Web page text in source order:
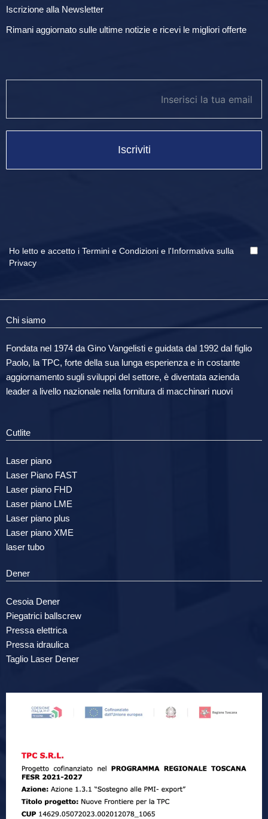
Iscrizione alla Newsletter
Rimani aggiornato sulle ultime notizie e ricevi le migliori offerte
Iscriviti
Ho letto e accetto i Termini e Condizioni e l'Informativa sulla
Privacy
Chi siamo
Fondata nel 1974 da Gino Vangelisti e guidata dal 1992 dal figlio
Paolo, la TPC, forte della sua lunga esperienza e in costante
aggiornamento sugli sviluppi del settore, è diventata azienda
leader a livello nazionale nella fornitura di macchinari nuovi
Cutlite
Laser piano
Laser Piano FAST
Laser piano FHD
Laser piano LME
Laser piano plus
Laser piano XME
laser tubo
Dener
Cesoia Dener
Piegatrici ballscrew
Pressa elettrica
Pressa idraulica
Taglio Laser Dener